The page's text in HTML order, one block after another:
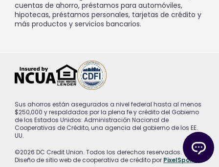
cuentas de ahorro, préstamos para automóviles,
hipotecas, préstamos personales, tarjetas de crédito y
más productos y servicios bancarios.
Sus ahorros están asegurados a nivel federal hasta al menos
$250,000 y respaldados por la plena fe y crédito del Gobierno
de los Estados Unidos: Administración Nacional de
Cooperativas de Crédito, una agencia del gobierno de los EE.
UU.
©2026 DC Credit Union. Todos los derechos reservados.
Diseño de sitio web de cooperativa de crédito por PixelSpoke